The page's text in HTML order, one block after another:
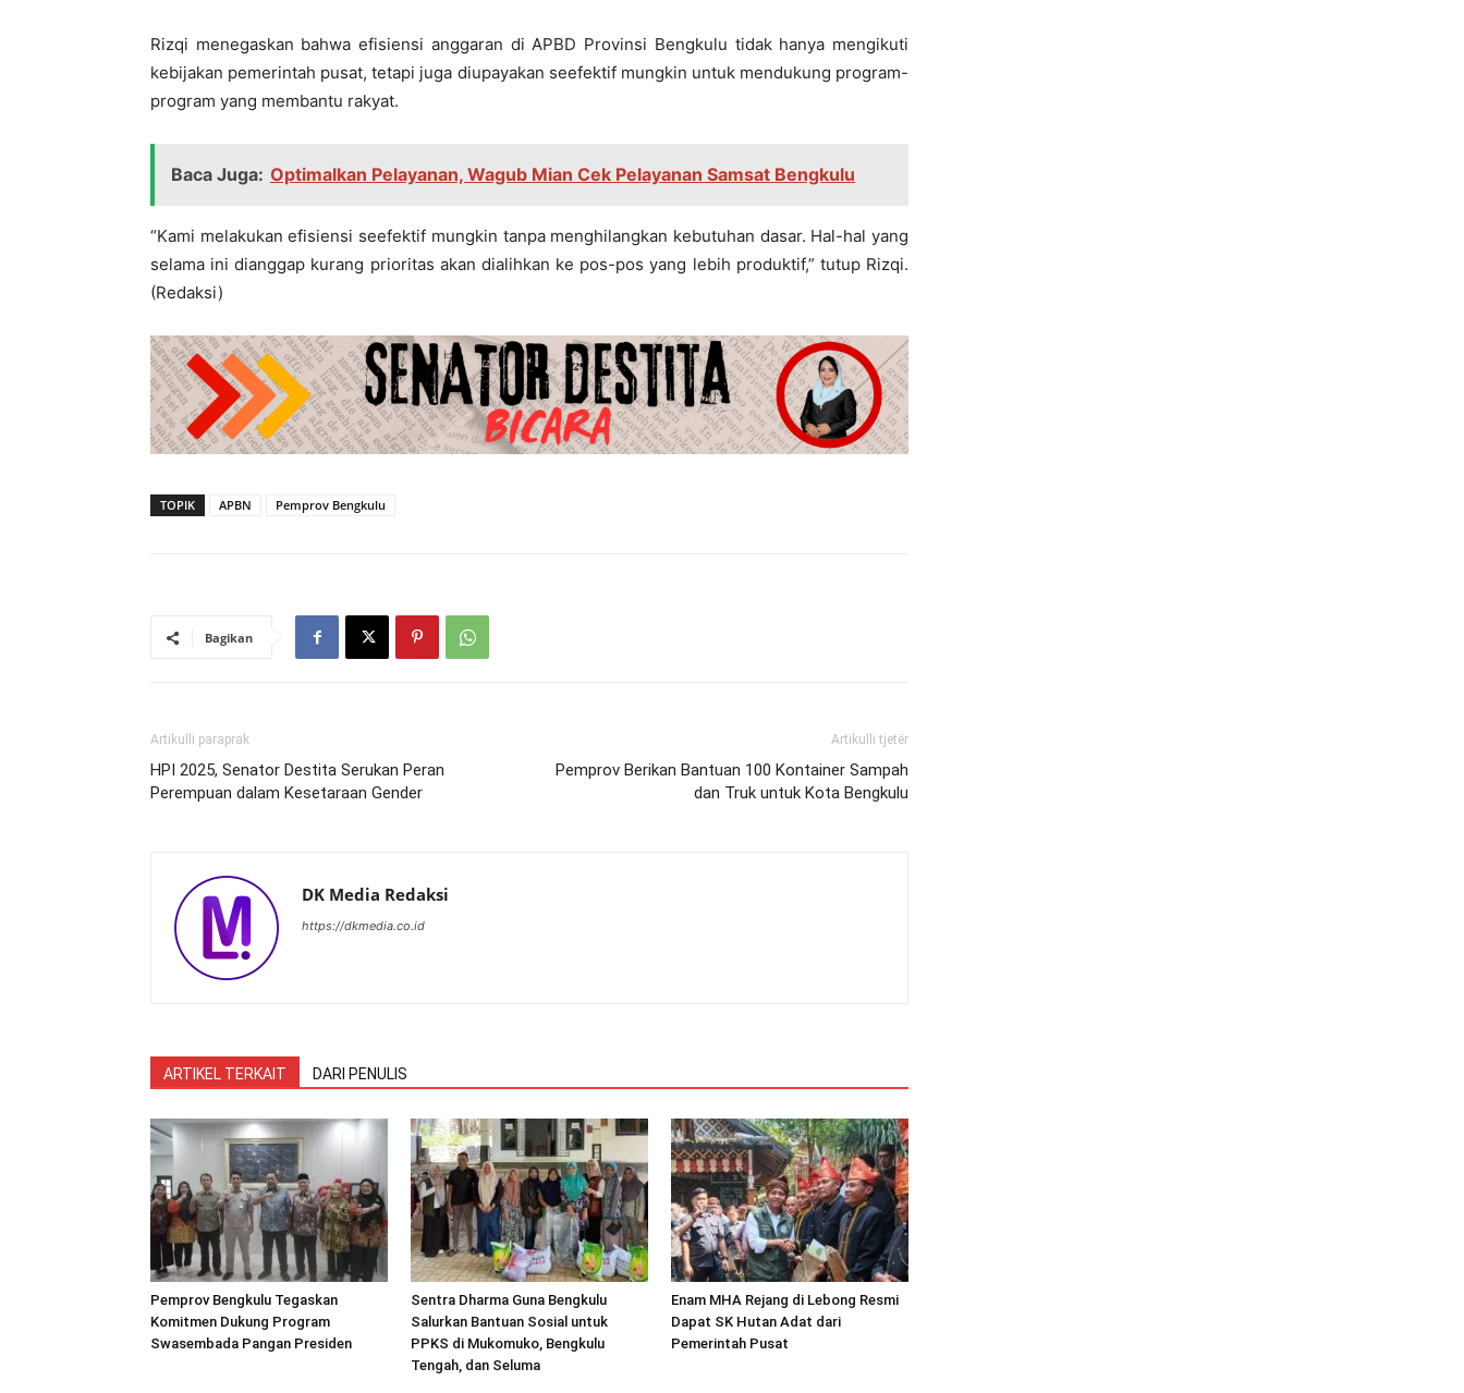
Rizqi menegaskan bahwa efisiensi anggaran di APBD Provinsi Bengkulu tidak hanya mengikuti
kebijakan pemerintah pusat, tetapi juga diupayakan seefektif mungkin untuk mendukung program-
program yang membantu rakyat.
Baca Juga: Optimalkan Pelayanan, Wagub Mian Cek Pelayanan Samsat Bengkulu
“Kami melakukan efisiensi seefektif mungkin tanpa menghilangkan kebutuhan dasar. Hal-hal yang
selama ini dianggap kurang prioritas akan dialihkan ke pos-pos yang lebih produktif,” tutup Rizqi.
(Redaksi)
TOPIK APBN Pemprov Bengkulu
Bagikan
Artikulli paraprak
HPI 2025, Senator Destita Serukan Peran
Perempuan dalam Kesetaraan Gender
Artikulli tjetër
Pemprov Berikan Bantuan 100 Kontainer Sampah
dan Truk untuk Kota Bengkulu
DK Media Redaksi
https://dkmedia.co.id
ARTIKEL TERKAIT DARI PENULIS
Pemprov Bengkulu Tegaskan
Komitmen Dukung Program
Swasembada Pangan Presiden
Sentra Dharma Guna Bengkulu
Salurkan Bantuan Sosial untuk
PPKS di Mukomuko, Bengkulu
Tengah, dan Seluma
Enam MHA Rejang di Lebong Resmi
Dapat SK Hutan Adat dari
Pemerintah Pusat